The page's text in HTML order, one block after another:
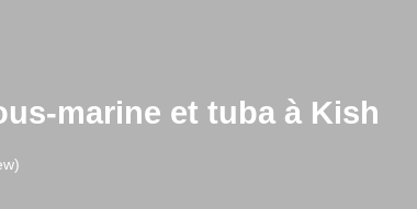
marine et tuba à Kish